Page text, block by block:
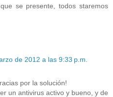
se presente, todos staremos
de 2012 a las 9:33 p.m.
por la solución!
un antivirus activo y bueno, y de